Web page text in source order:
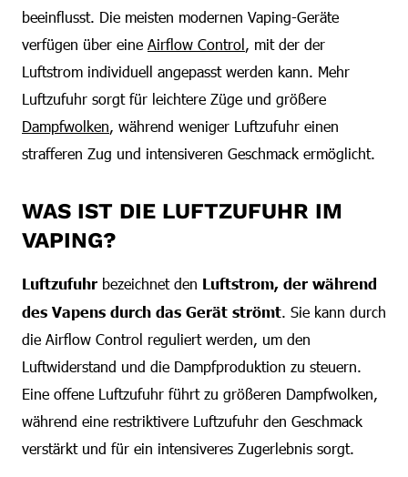
beeinflusst. Die meisten modernen Vaping-Geräte
verfügen über eine Airflow Control, mit der der
Luftstrom individuell angepasst werden kann. Mehr
Luftzufuhr sorgt für leichtere Züge und größere
Dampfwolken, während weniger Luftzufuhr einen
strafferen Zug und intensiveren Geschmack ermöglicht.
WAS IST DIE LUFTZUFUHR IM
VAPING?
Luftzufuhr bezeichnet den Luftstrom, der während
des Vapens durch das Gerät strömt. Sie kann durch
die Airflow Control reguliert werden, um den
Luftwiderstand und die Dampfproduktion zu steuern.
Eine offene Luftzufuhr führt zu größeren Dampfwolken,
während eine restriktivere Luftzufuhr den Geschmack
verstärkt und für ein intensiveres Zugerlebnis sorgt.